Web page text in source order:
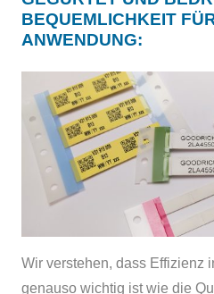
BEQUEMLICHKEIT
ANWENDUNG:
Wir verstehen, dass Effizienz
genauso wichtig ist wie die